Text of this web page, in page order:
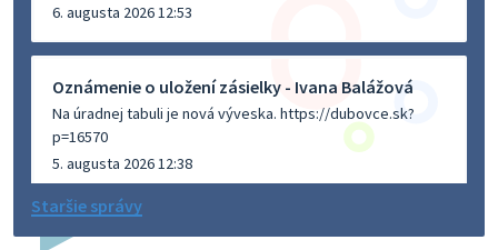
6. augusta 2026 12:53
Oznámenie o uložení zásielky - Ivana Balážová
Na úradnej tabuli je nová výveska. https://dubovce.sk?
p=16570
5. augusta 2026 12:38
Dovolenka - MUDr. Marián Sivoň
Staršie správy